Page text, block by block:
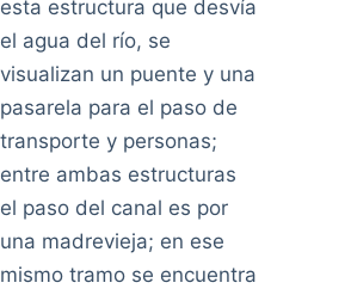
esta estructura que desvía
el agua del río, se
visualizan un puente y una
pasarela para el paso de
transporte y personas;
entre ambas estructuras
el paso del canal es por
una madrevieja; en ese
mismo tramo se encuentra